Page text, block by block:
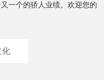
一个的骄人业绩。欢迎您的
化